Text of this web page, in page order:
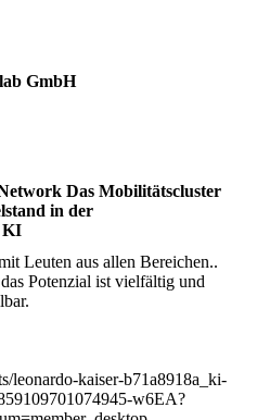
GmbH
Das Mobilitätscluster
in der
KI
Leuten aus allen Bereichen..
Potenzial ist vielfältig und
leonardo-kaiser-b71a8918a_ki-
w6EA?